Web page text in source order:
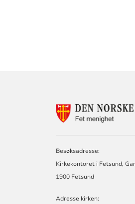
Besøksadresse:
Kirkekontoret i Fetsund,
1900 Fetsund
Adresse kirken: